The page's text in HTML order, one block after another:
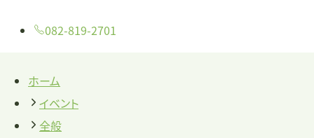
082-819-2701
ホーム
イベント
全般